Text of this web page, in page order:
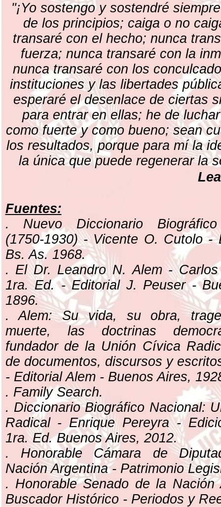
"¡Yo sostengo y sostendré
de los principios; caiga o no
transaré con el hecho; nunca
fuerza; nunca transaré con la
nunca transaré con los
instituciones y las libertades
esperaré el desenlace de ciertas
para entrar en ellas; he de
como fuerte y como bueno; sean
los resultados, porque para mí la
la única que puede regenerar la
Fuentes:
. Nuevo Diccionario Biográfico
(1750-1930) - Vicente O. Cutolo -
Bs. As. 1968.
. El Dr. Leandro N. Alem -
1ra. Ed. - Editorial J. Peuser -
1896.
. Alem: Su vida, su obra,
muerte, las doctrinas
fundador de la Unión Cívica
de documentos, discursos y
- Editorial Alem - Buenos Aires,
. Family Search.
. Diccionario Biográfico Nacional:
Radical - Enrique Pereyra -
1ra. Ed. Buenos Aires, 2012.
. Honorable Cámara de
Nación Argentina - Patrimonio
. Honorable Senado de la Nación
Buscador Histórico - Periodos y